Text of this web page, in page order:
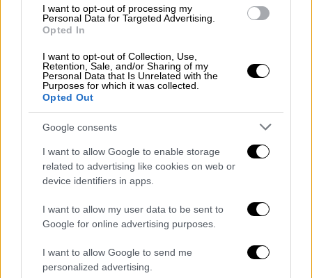
I want to opt-out of processing my
Personal Data for Targeted Advertising.
Opted In
I want to opt-out of Collection, Use,
Retention, Sale, and/or Sharing of my
Personal Data that Is Unrelated with the
Purposes for which it was collected.
Opted Out
Google consents
I want to allow Google to enable storage
related to advertising like cookies on web or
device identifiers in apps.
I want to allow my user data to be sent to
Google for online advertising purposes.
I want to allow Google to send me
personalized advertising.
Βρέθηκε με τραύμα και κλειδωμένος
Σύμφωνα με τιςπρώτες πληροφορίες από
Λιμενικό, ο άνδρας εργαζόταν ως
καμαρώτοςκαιεντοπίστηκε κλειδωμένος
του σκάφους. Έφερετραύμα
από αιχμηρό αντικείμενο, πιθανότατα
μαχαίρι, ενώ δεν έχει ακόμη διασαφηνιστεί
άλλο περιστατικό.